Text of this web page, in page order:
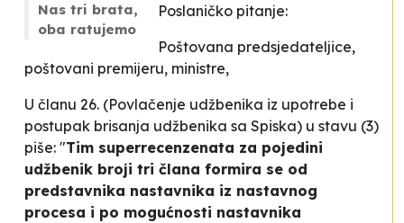
Nas tri brata,
oba ratujemo
Poslaničko pitanje:
Poštovana predsjedateljice,
poštovani premijeru, ministre,
U članu 26. (Povlačenje udžbenika iz upotrebe i
postupak brisanja udžbenika sa Spiska) u stavu (3)
piše: "Tim superrecenzenata za pojedini
udžbenik broji tri člana formira se od
predstavnika nastavnika iz nastavnog
procesa i po mogućnosti nastavnika